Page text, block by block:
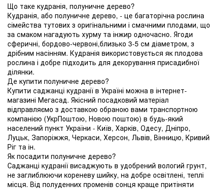
Що таке кудранія, полуничне дерево?
Кудранія, або полуничне дерево, - це багаторічна рослина
сімейства тутових з оригінальними і смачними плодами, що
за смаком нагадують хурму та інжир одночасно. Ягоди
сферичні, бордово-червоні,близько 3-5 см діаметром, з
дрібним насінням. Кудранія використовується як плодова
рослина і добре підходить для декорування присадибної
ділянки.
Де купити полуничне дерево?
Купити саджанці кудранії в Україні можна в інтернет-
магазині Мегасад. Якісний посадковий матеріал
відправляємо з доставкою обраною вами транспортною
компанією (УкрПоштою, Новою поштою) в будь-який
населений пункт України - Київ, Харків, Одесу, Дніпро,
Луцьк, Запоріжжя, Черкаси, Херсон, Львів, Вінницю, Кривий
Ріг та ін.
Як посадити полуничне дерево?
Саджанці кудранії висаджують в удобрений вологий грунт,
не заглиблюючи кореневу шийку, на добре освітлені, теплі
місця. Від полуденних променів сонця краще притіняти